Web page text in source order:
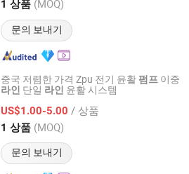
1 상품 (MOQ)
문의 보내기
중국 저렴한 가격 Zpu 전기 윤활 펌프 이중
라인 단일 라인 윤활 시스템
US$1.00-5.00 / 상품
1 상품 (MOQ)
문의 보내기
Co., Ltd
이후 2025